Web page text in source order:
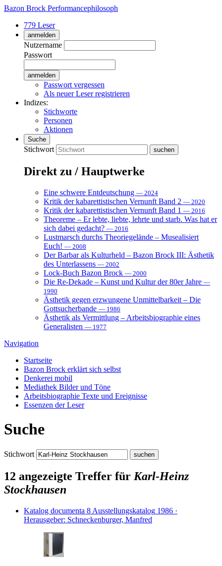
Bazon Brock Performancephilosoph
779 Leser
anmelden
Nutzername
Passwort
Passwort vergessen
Als neuer Leser registrieren
Indizes:
Stichworte
Personen
Aktionen
Suche
Stichwort
Direkt zu / Hauptwerke
Eine schwere Entdeutschung — 2024
Kritik der kabarettistischen Vernunft Band 2 — 2020
Kritik der kabarettistischen Vernunft Band 1 — 2016
Theoreme – Er lebte, liebte, lehrte und starb. Was hat er
sich dabei gedacht? — 2016
Lustmarsch durchs Theoriegelände – Musealisiert
Euch! — 2008
Der Barbar als Kulturheld – Bazon Brock III: Ästhetik
des Unterlassens — 2002
Lock-Buch Bazon Brock — 2000
Die Re-Dekade – Kunst und Kultur der 80er Jahre —
1990
Ästhetik gegen erzwungene Unmittelbarkeit – Die
Gottsucherbande — 1986
Ästhetik als Vermittlung – Arbeitsbiographie eines
Generalisten — 1977
Navigation
Startseite
Bazon Brock erklärt sich selbst
Denkerei mobil
Mediathek Bilder und Töne
Arbeitsbiographie Texte und Ereignisse
Essenzen der Leser
Suche
Stichwort
12 angezeigte Treffer für Karl-Heinz
Stockhausen
Katalog documenta 8 Ausstellungskatalog 1986 ·
Herausgeber: Schneckenburger, Manfred